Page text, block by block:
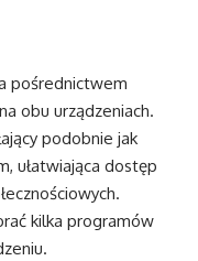
pośrednictwem
obu urządzeniach.
podobnie jak
ułatwiająca dostęp
kilka programów